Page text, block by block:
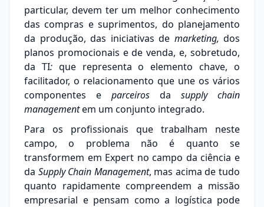
particular, devem ter um melhor conhecimento
das compras e suprimentos, do planejamento
da produção, das iniciativas de marketing, dos
planos promocionais e de venda, e, sobretudo,
da TI: que representa o elemento chave, o
facilitador, o relacionamento que une os vários
componentes e parceiros da supply chain
managementem um conjunto integrado.
Para os profissionais que trabalham neste
campo, o problema não é quanto se
transformem em Expert no campo da ciência e
da Supply Chain Management, mas acima de tudo
quanto rapidamente compreendem a missão
empresarial e pensam como a logística pode